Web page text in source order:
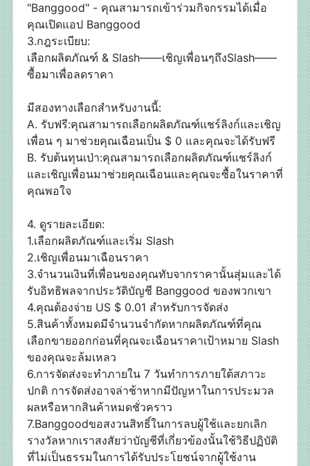
"Banggood" - คุณสามารถเข้าร่วมกิจกรรมได้เมื่อ
คุณเปิดแอป Banggood
3.กฎระเบียบ:
เลือกผลิตภัณฑ์ & Slash——เชิญเพื่อนๆถึงSlash——
ซื้อมาเพื่อลดราคา
มีสองทางเลือกสำหรับงานนี้:
A. รับฟรี:คุณสามารถเลือกผลิตภัณฑ์แชร์ลิงก์และเชิญ
เพื่อน ๆ มาช่วยคุณเฉือนเป็น $ 0 และคุณจะได้รับฟรี
B. รับต้นทุนเป่า:คุณสามารถเลือกผลิตภัณฑ์แชร์ลิงก์
และเชิญเพื่อนมาช่วยคุณเฉือนและคุณจะซื้อในราคาที่
คุณพอใจ
4. ดูรายละเอียด:
1.เลือกผลิตภัณฑ์และเริ่ม Slash
2.เชิญเพื่อนมาเฉือนราคา
3.จำนวนเงินที่เพื่อนของคุณทับจากราคานั้นสุ่มและได้
รับอิทธิพลจากประวัติบัญชี Banggood ของพวกเขา
4.คุณต้องจ่าย US $ 0.01 สำหรับการจัดส่ง
5.สินค้าทั้งหมดมีจำนวนจำกัดหากผลิตภัณฑ์ที่คุณ
เลือกขายออกก่อนที่คุณจะเฉือนราคาเป้าหมาย Slash
ของคุณจะล้มเหลว
6.การจัดส่งจะทำภายใน 7 วันทำการภายใต้สภาวะ
ปกติ การจัดส่งอาจล่าช้าหากมีปัญหาในการประมวล
ผลหรือหากสินค้าหมดชั่วคราว
7.Banggoodขอสงวนสิทธิ์ในการลบผู้ใช้และยกเลิก
รางวัลหากเราสงสัยว่าบัญชีที่เกี่ยวข้องนั้นใช้วิธีปฏิบัติ
ที่ไม่เป็นธรรมในการได้รับประโยชน์จากผู้ใช้งาน